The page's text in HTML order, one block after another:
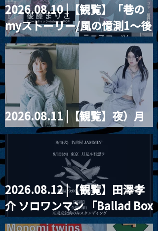
2026.08.10 |【観覧】「巷の
myストーリー/風の憶測1～後
藤まりこアコースティック
violence POPとテニスコー
ツ」
2026.08.11 |【観覧】夜）月
見ル君想フpre. Sugar Shock
2026.08.12 |【観覧】田澤孝
介 ソロワンマン 「Ballad Box
2026」